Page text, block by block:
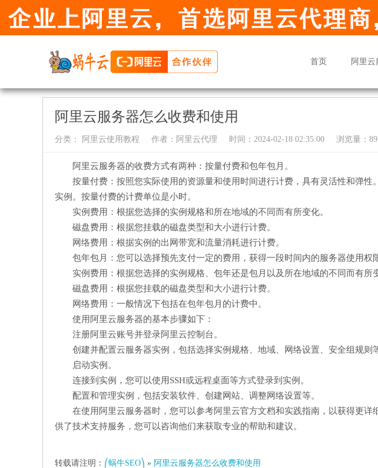
首页 阿里云
阿里云服务器怎么收费和使用
分类： 阿里云使用教程 作者： 阿里云代理 时间：2024-02-18 02:35:00 浏览量：
阿里云服务器的收费方式有两种：按量付费和包年包月。
按量付费：按照您实际使用的资源量和使用时间进行计费，具有灵活性和弹性
实例。按量付费的计费单位是小时。
实例费用：根据您选择的实例规格和所在地域的不同而有所变化。
磁盘费用：根据您挂载的磁盘类型和大小进行计费。
网络费用：根据实例的出网带宽和流量消耗进行计费。
包年包月：您可以选择预先支付一定的费用，获得一段时间内的服务器使用权
实例费用：根据您选择的实例规格、包年还是包月以及所在地域的不同而有所
磁盘费用：根据您挂载的磁盘类型和大小进行计费。
网络费用：一般情况下包括在包年包月的计费中。
使用阿里云服务器的基本步骤如下：
注册阿里云账号并登录阿里云控制台。
创建并配置云服务器实例，包括选择实例规格、地域、网络设置、安全组规则
启动实例。
连接到实例，您可以使用SSH或远程桌面等方式登录到实例。
配置和管理实例，包括安装软件、创建网站、调整网络设置等。
在使用阿里云服务器时，您可以参考阿里云官方文档和实践指南，以获得更详
供了技术支持服务，您可以咨询他们来获取专业的帮助和建议。
转载请注明： ⎛蜗牛SEO⎞ » 阿里云服务器怎么收费和使用